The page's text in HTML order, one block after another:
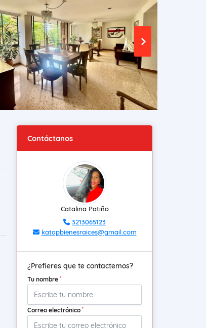
Contáctanos
Catalina Patiño
3213065123
katapbienesraices@gmail.com
¿Prefieres que te contactemos?
Tu nombre *
Correo electrónico *